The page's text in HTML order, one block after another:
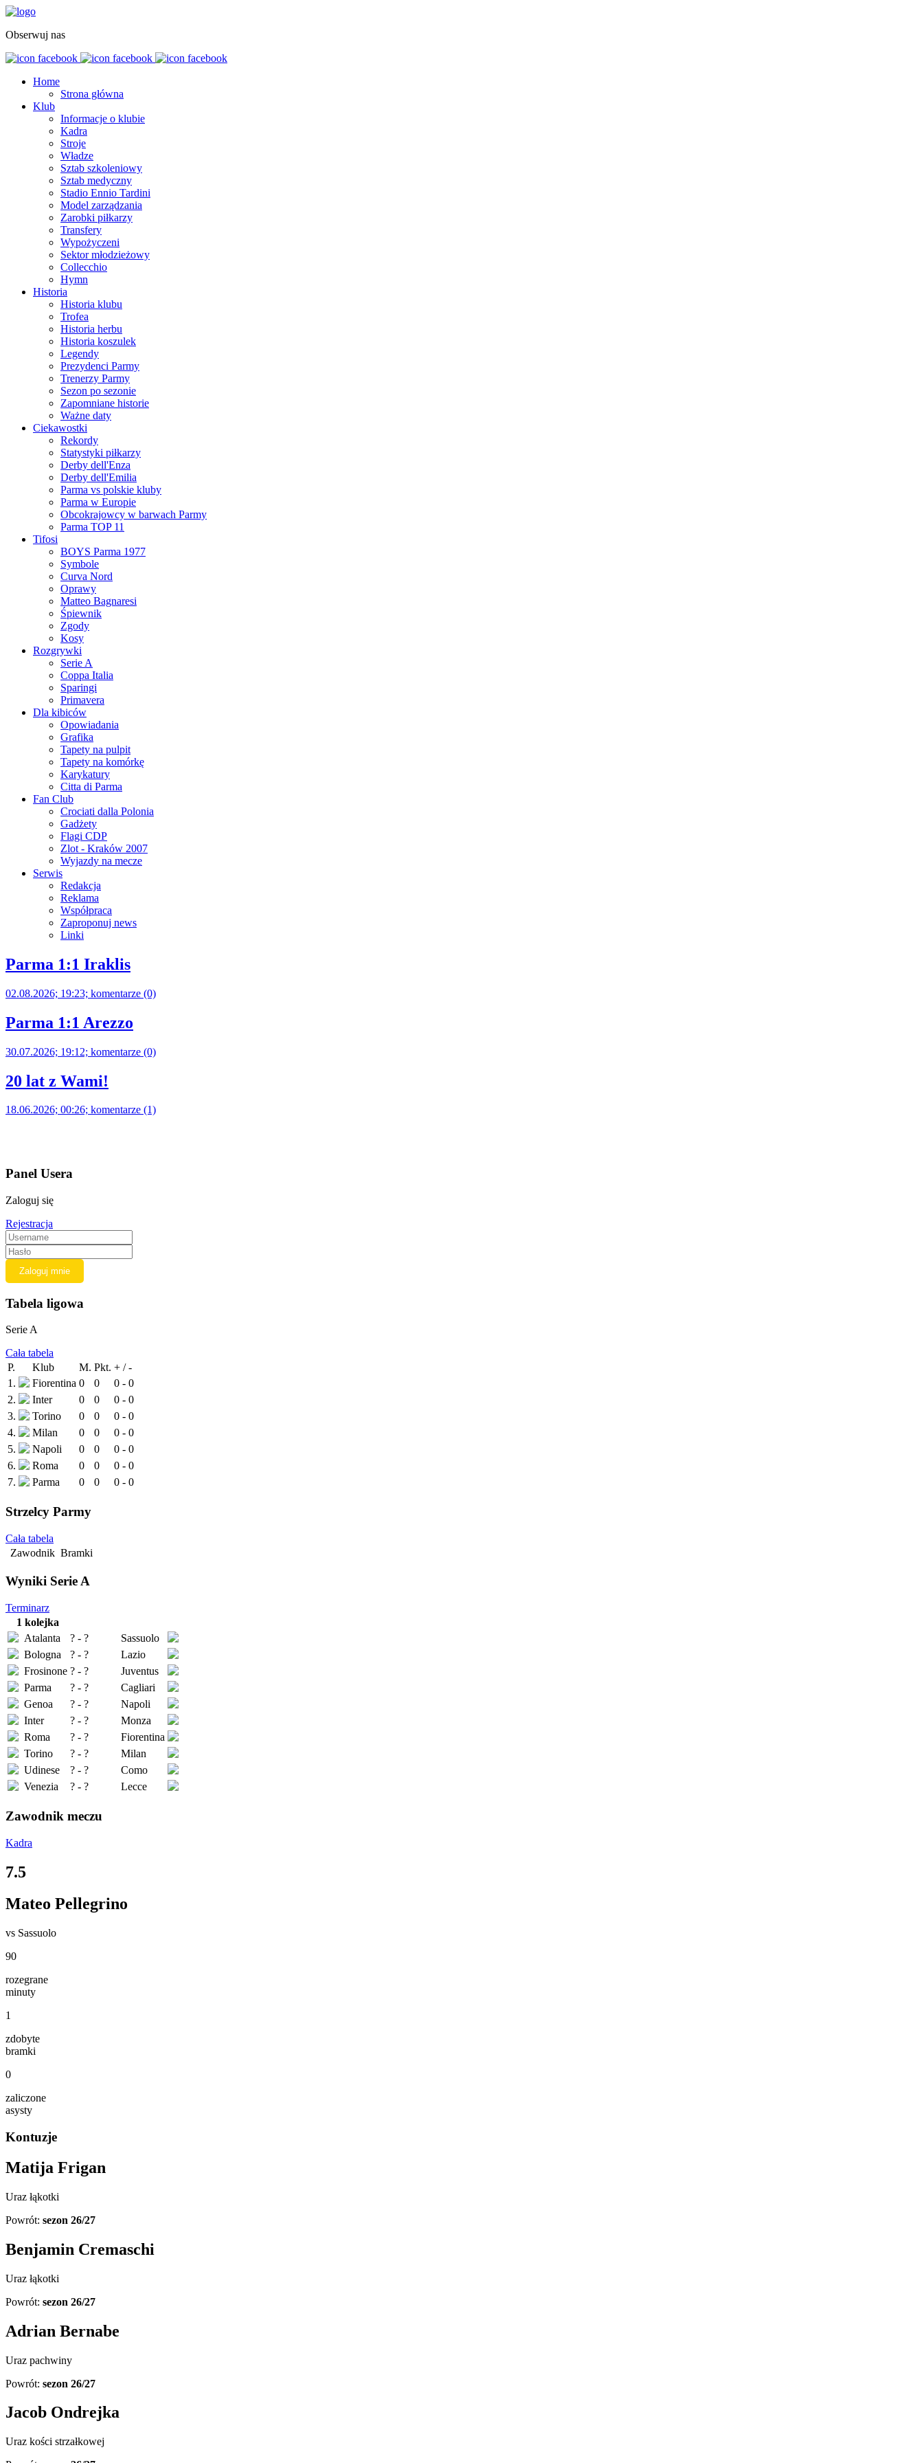
Obserwuj nas
Home
Strona główna
Klub
Informacje o klubie
Kadra
Stroje
Władze
Sztab szkoleniowy
Sztab medyczny
Stadio Ennio Tardini
Model zarządzania
Zarobki piłkarzy
Transfery
Wypożyczeni
Sektor młodzieżowy
Collecchio
Hymn
Historia
Historia klubu
Trofea
Historia herbu
Historia koszulek
Legendy
Prezydenci Parmy
Trenerzy Parmy
Sezon po sezonie
Zapomniane historie
Ważne daty
Ciekawostki
Rekordy
Statystyki piłkarzy
Derby dell'Enza
Derby dell'Emilia
Parma vs polskie kluby
Parma w Europie
Obcokrajowcy w barwach Parmy
Parma TOP 11
Tifosi
BOYS Parma 1977
Symbole
Curva Nord
Oprawy
Matteo Bagnaresi
Śpiewnik
Zgody
Kosy
Rozgrywki
Serie A
Coppa Italia
Sparingi
Primavera
Dla kibiców
Opowiadania
Grafika
Tapety na pulpit
Tapety na komórkę
Karykatury
Citta di Parma
Fan Club
Crociati dalla Polonia
Gadżety
Flagi CDP
Zlot - Kraków 2007
Wyjazdy na mecze
Serwis
Redakcja
Reklama
Współpraca
Zaproponuj news
Linki
Parma 1:1 Iraklis
02.08.2026; 19:23; komentarze (0)
Parma 1:1 Arezzo
30.07.2026; 19:12; komentarze (0)
20 lat z Wami!
18.06.2026; 00:26; komentarze (1)
Panel Usera
Zaloguj się
Rejestracja
Tabela ligowa
Serie A
Cała tabela
P.
Klub M. Pkt. + / -
1.
Fiorentina 0 0
0 - 0
2.
Inter 0 0
0 - 0
3.
Torino 0 0
0 - 0
4.
Milan 0 0
0 - 0
5.
Napoli 0 0
0 - 0
6.
Roma 0 0
0 - 0
7.
Parma 0 0 0 - 0
Strzelcy Parmy
Cała tabela
Zawodnik Bramki
Wyniki Serie A
Terminarz
1 kolejka
Atalanta
? - ?
Sassuolo
Bologna
? - ?
Lazio
Frosinone ? - ?
Juventus
Parma
? - ?
Cagliari
Genoa
? - ?
Napoli
Inter
? - ?
Monza
Roma
? - ?
Fiorentina
Torino
? - ?
Milan
Udinese
? - ?
Como
Venezia
? - ? Lecce
Zawodnik meczu
Kadra
7.5
Mateo Pellegrino
vs Sassuolo
90
rozegrane
minuty
1
zdobyte
bramki
0
zaliczone
asysty
Kontuzje
Matija Frigan
Uraz łąkotki
Powrót: sezon 26/27
Benjamin Cremaschi
Uraz łąkotki
Powrót: sezon 26/27
Adrian Bernabe
Uraz pachwiny
Powrót: sezon 26/27
Jacob Ondrejka
Uraz kości strzałkowej